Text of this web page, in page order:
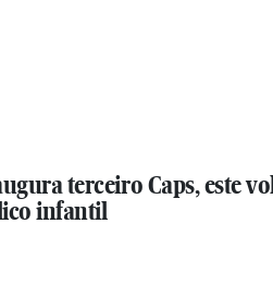
terceiro Caps, este
infantil